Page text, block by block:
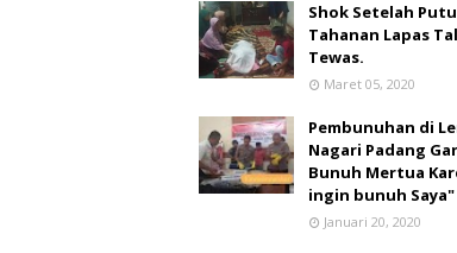
Shok Setelah
Tahanan Lapas
Tewas.
Maret 05, 2020
Pembunuhan di
Nagari Padang
Bunuh Mertua
ingin bunuh Saya"
Januari 20, 2020